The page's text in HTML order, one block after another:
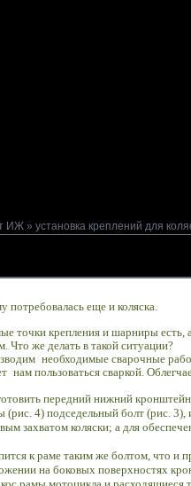
ИЖ» установка креплений для
потребовалась еще и коляска.
точки крепления и шарниры есть,
Что же делать в такой ситуации?
необходимые сварочные
нам пользоваться сваркой.
передний нижний
4) подседельный болт (рис. 3),
захватом коляски; а для
к раме таким же болтом, что и
на боковых поверхностях